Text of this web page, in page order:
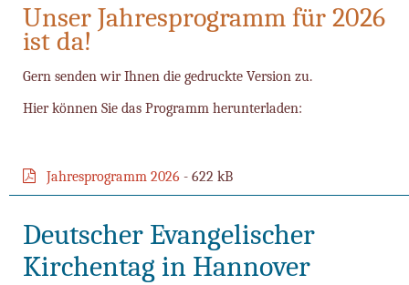
Unser Jahresprogramm für 2026
ist da!
Gern senden wir Ihnen die gedruckte Version zu.
Hier können Sie das Programm herunterladen:
Jahresprogramm 2026 - 622 kB
Deutscher Evangelischer
Kirchentag in Hannover